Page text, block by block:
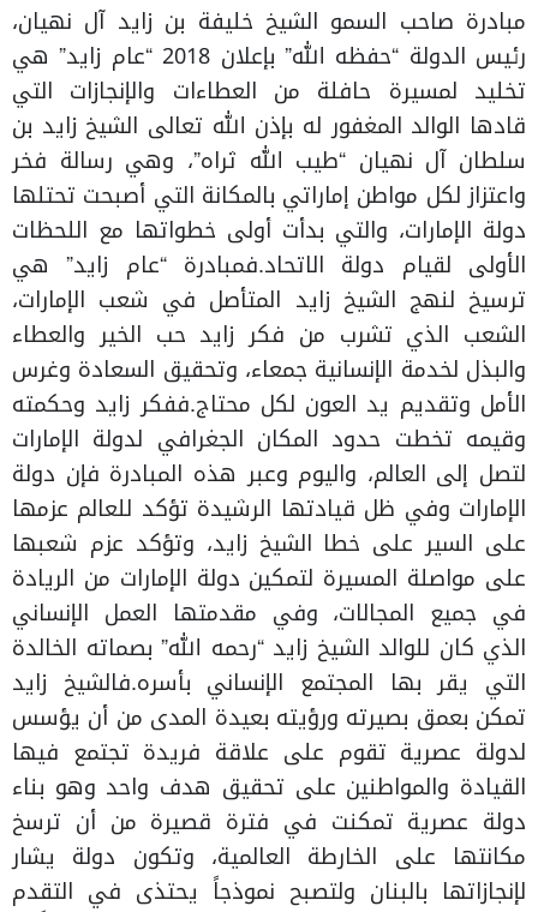
مبادرة صاحب السمو الشيخ خليفة بن زايد آل نهيان،
رئيس الدولة “حفظه الله” بإعلان 2018 “عام زايد” هي
تخليد لمسيرة حافلة من العطاءات والإنجازات التي
قادها الوالد المغفور له بإذن الله تعالى الشيخ زايد بن
سلطان آل نهيان “طيب الله ثراه”، وهي رسالة فخر
واعتزاز لكل مواطن إماراتي بالمكانة التي أصبحت تحتلها
دولة الإمارات، والتي بدأت أولى خطواتها مع اللحظات
الأولى لقيام دولة الاتحاد.فمبادرة “عام زايد” هي
ترسيخ لنهج الشيخ زايد المتأصل في شعب الإمارات،
الشعب الذي تشرب من فكر زايد حب الخير والعطاء
والبذل لخدمة الإنسانية جمعاء، وتحقيق السعادة وغرس
الأمل وتقديم يد العون لكل محتاج.ففكر زايد وحكمته
وقيمه تخطت حدود المكان الجغرافي لدولة الإمارات
لتصل إلى العالم، واليوم وعبر هذه المبادرة فإن دولة
الإمارات وفي ظل قيادتها الرشيدة تؤكد للعالم عزمها
على السير على خطا الشيخ زايد، وتؤكد عزم شعبها
على مواصلة المسيرة لتمكين دولة الإمارات من الريادة
في جميع المجالات، وفي مقدمتها العمل الإنساني
الذي كان للوالد الشيخ زايد “رحمه الله” بصماته الخالدة
التي يقر بها المجتمع الإنساني بأسره.فالشيخ زايد
تمكن بعمق بصيرته ورؤيته بعيدة المدى من أن يؤسس
لدولة عصرية تقوم على علاقة فريدة تجتمع فيها
القيادة والمواطنين على تحقيق هدف واحد وهو بناء
دولة عصرية تمكنت في فترة قصيرة من أن ترسخ
مكانتها على الخارطة العالمية، وتكون دولة يشار
لإنجازاتها بالبنان ولتصبح نموذجاً يحتذى في التقدم